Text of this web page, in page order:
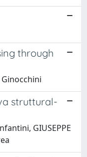
through
Ginocchini
struttural-
GIUSEPPE